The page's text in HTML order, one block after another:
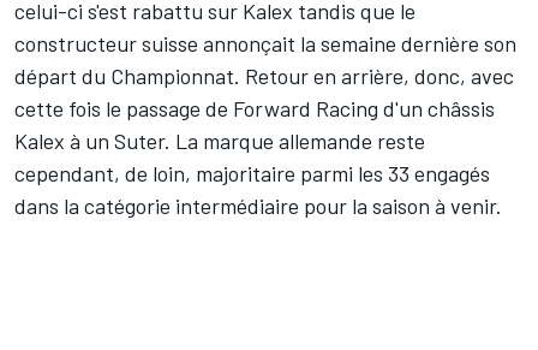
celui-ci s'est rabattu sur Kalex tandis que le
constructeur suisse annonçait la semaine dernière son
départ du Championnat. Retour en arrière, donc, avec
cette fois le passage de Forward Racing d'un châssis
Kalex à un Suter. La marque allemande reste
cependant, de loin, majoritaire parmi les 33 engagés
dans la catégorie intermédiaire pour la saison à venir.